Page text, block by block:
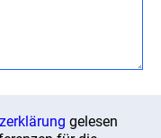
gelesen